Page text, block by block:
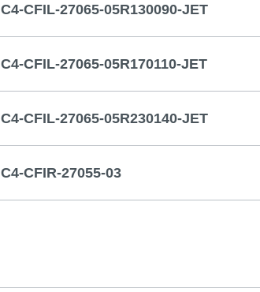
C4-CFIL-27065-05R130090-JET
C4-CFIL-27065-05R170110-JET
C4-CFIL-27065-05R230140-JET
C4-CFIR-27055-03